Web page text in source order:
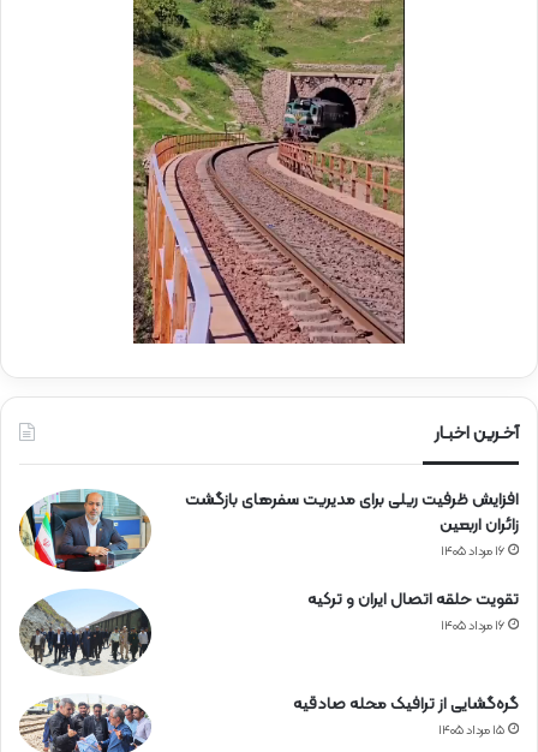
ش
ه
د
ا
ی
ر
ا
ه‌
آ
ه
ن
آخـرین اخبـار
افزایش ظرفیت ریلی برای مدیریت سفرهای بازگشت
زائران اربعین
۱۶ مرداد ۱۴۰۵
تقویت حلقه اتصال ایران و ترکیه
۱۶ مرداد ۱۴۰۵
گره‌گشایی از ترافیک محله صادقیه
۱۵ مرداد ۱۴۰۵